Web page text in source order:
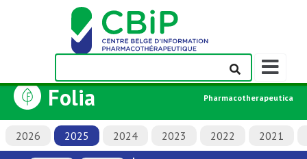
Afficher/
la
de
navigation
Folia Pharmacotherapeutica
2026 2025 2024 2023 2022 2021